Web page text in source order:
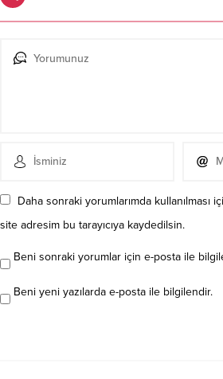
Daha sonraki yorumlarımda kullanılması
site adresim bu tarayıcıya kaydedilsin.
Beni sonraki yorumlar için e-posta ile
Beni yeni yazılarda e-posta ile bilgilendir.